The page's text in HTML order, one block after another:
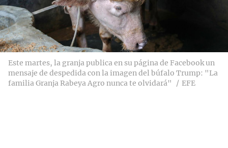
Este martes, la granja publica en su página de Facebook un
mensaje de despedida con la imagen del búfalo Trump: "La
familia Granja Rabeya Agro nunca te olvidará"
EFE